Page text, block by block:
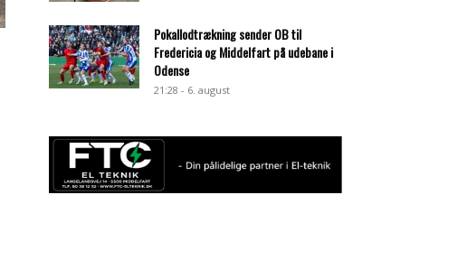
Pokallodtrækning sender OB til
Fredericia og Middelfart på udebane i
Odense
21:28 - 6. august